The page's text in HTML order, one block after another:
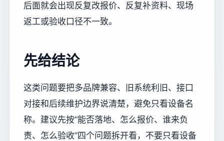
后面就会出现反复改报价、反复补资料、现场
返工或验收口径不一致。
先给结论
这类问题要把多品牌兼容、旧系统利旧、接口
对接和后续维护边界说清楚，避免只看设备名
称。建议先按“能否落地、怎么报价、谁来负
责、怎么验收”四个问题拆开看，不要只看设备